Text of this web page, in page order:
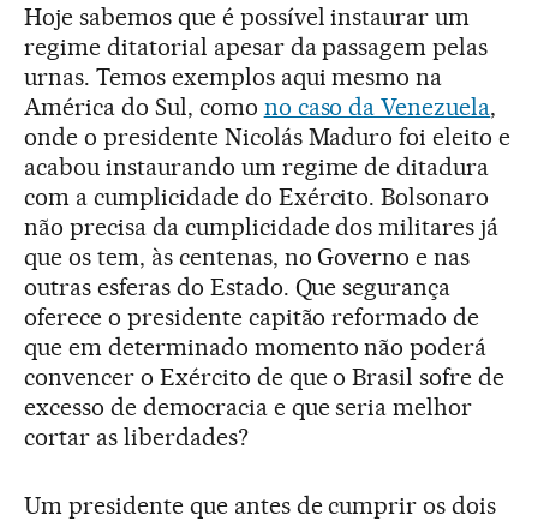
Hoje sabemos que é possível instaurar um
regime ditatorial apesar da passagem pelas
urnas. Temos exemplos aqui mesmo na
América do Sul, como no caso da Venezuela,
onde o presidente Nicolás Maduro foi eleito e
acabou instaurando um regime de ditadura
com a cumplicidade do Exército. Bolsonaro
não precisa da cumplicidade dos militares já
que os tem, às centenas, no Governo e nas
outras esferas do Estado. Que segurança
oferece o presidente capitão reformado de
que em determinado momento não poderá
convencer o Exército de que o Brasil sofre de
excesso de democracia e que seria melhor
cortar as liberdades?
Um presidente que antes de cumprir os dois